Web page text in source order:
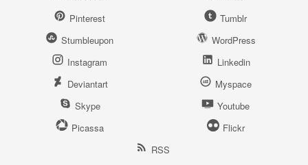
Pinterest
Tumblr
Stumbleupon
WordPress
Instagram
Linkedin
Deviantart
Myspace
Skype
Youtube
Picassa
Flickr
RSS